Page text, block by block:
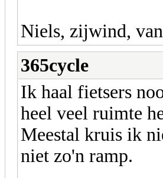
Niels, zijwind,
365cycle
Ik haal fietsers
heel veel ruimte
Meestal kruis ik
niet zo'n ramp.